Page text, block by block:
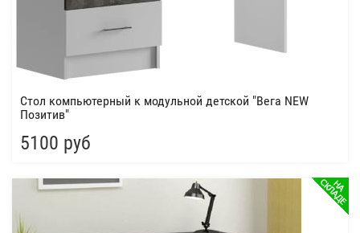
Стол компьютерный к модульной детской "Вега NEW
Позитив"
5100 руб